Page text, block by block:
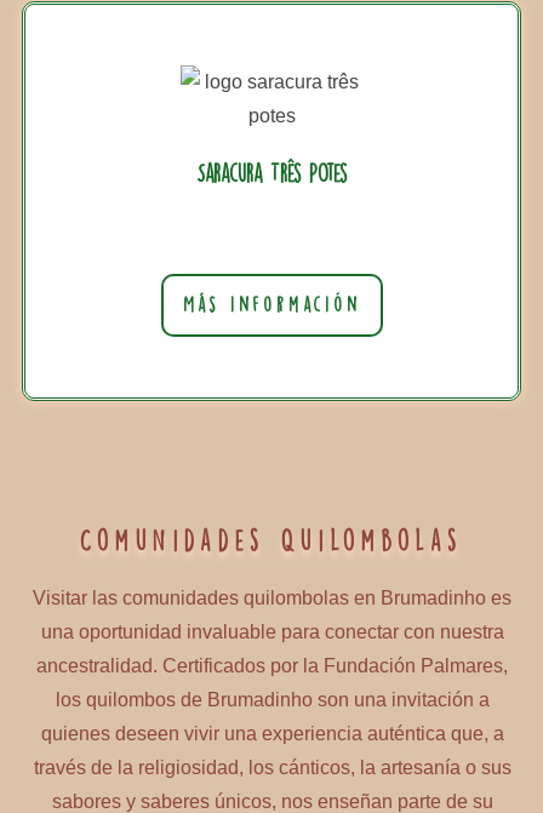
Saracura Três Potes
Más información
Comunidades Quilombolas
Visitar las comunidades quilombolas en Brumadinho es
una oportunidad invaluable para conectar con nuestra
ancestralidad. Certificados por la Fundación Palmares,
los quilombos de Brumadinho son una invitación a
quienes deseen vivir una experiencia auténtica que, a
través de la religiosidad, los cánticos, la artesanía o sus
sabores y saberes únicos, nos enseñan parte de su